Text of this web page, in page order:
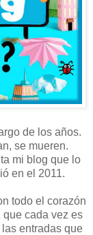
de los años.
se mueren.
mi blog que lo
en el 2011.
todo el corazón
cada vez es
entradas que